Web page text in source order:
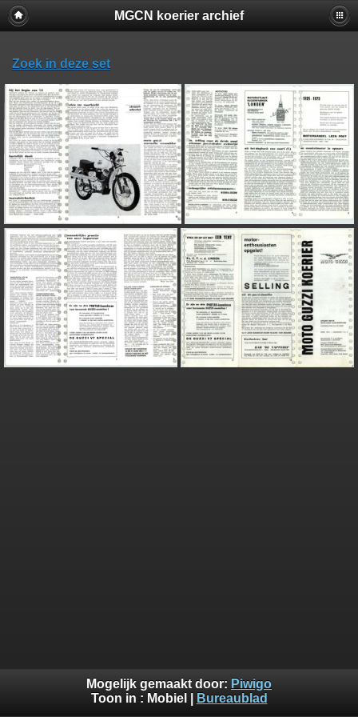
MGCN koerier archief
Zoek in deze set
Mogelijk gemaakt door: Piwigo
Toon in : Mobiel Bureaublad